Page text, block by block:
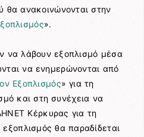
θα ανακοινώνονται στην
».
να λάβουν εξοπλισμό μέσα
να ενημερώνονται από
Εξοπλισμός» για τη
και στη συνέχεια να
Κέρκυρας για τη
θα παραδίδεται